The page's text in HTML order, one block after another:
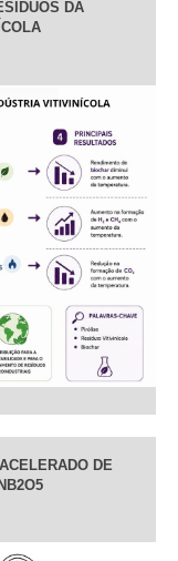
DA
DE